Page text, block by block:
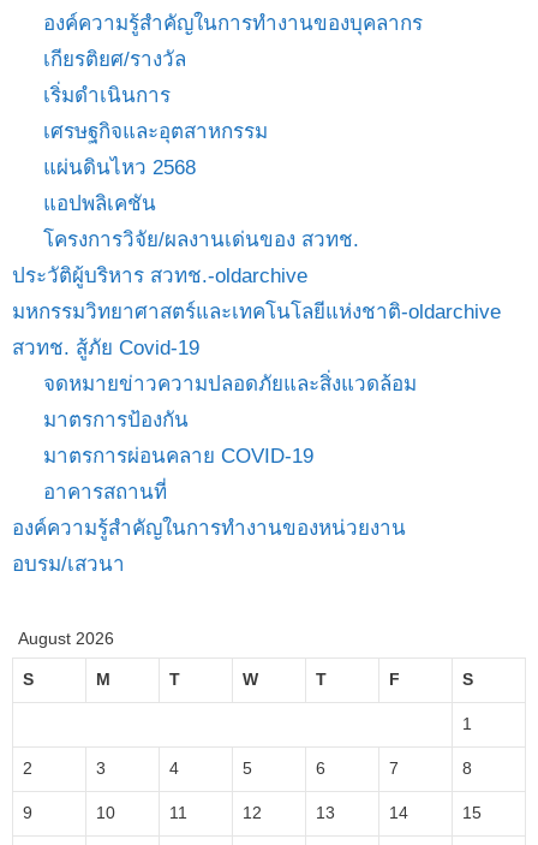
องค์ความรู้สำคัญในการทำงานของบุคลากร
เกียรติยศ/รางวัล
เริ่มดำเนินการ
เศรษฐกิจและอุตสาหกรรม
แผ่นดินไหว 2568
แอปพลิเคชัน
โครงการวิจัย/ผลงานเด่นของ สวทช.
ประวัติผู้บริหาร สวทช.-oldarchive
มหกรรมวิทยาศาสตร์และเทคโนโลยีแห่งชาติ-oldarchive
สวทช. สู้ภัย Covid-19
จดหมายข่าวความปลอดภัยและสิ่งแวดล้อม
มาตรการป้องกัน
มาตรการผ่อนคลาย COVID-19
อาคารสถานที่
องค์ความรู้สำคัญในการทำงานของหน่วยงาน
อบรม/เสวนา
August 2026
S M T W T F S
1
2 3 4 5 6 7 8
9 10 11 12 13 14 15